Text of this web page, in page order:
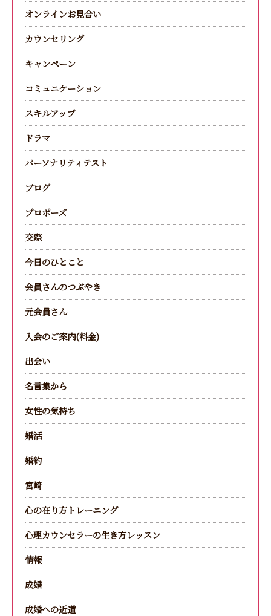
オンラインお見合い
カウンセリング
キャンペーン
コミュニケーション
スキルアップ
ドラマ
パーソナリティテスト
ブログ
プロポーズ
交際
今日のひとこと
会員さんのつぶやき
元会員さん
入会のご案内(料金)
出会い
名言集から
女性の気持ち
婚活
婚約
宮崎
心の在り方トレーニング
心理カウンセラーの生き方レッスン
情報
成婚
成婚への近道